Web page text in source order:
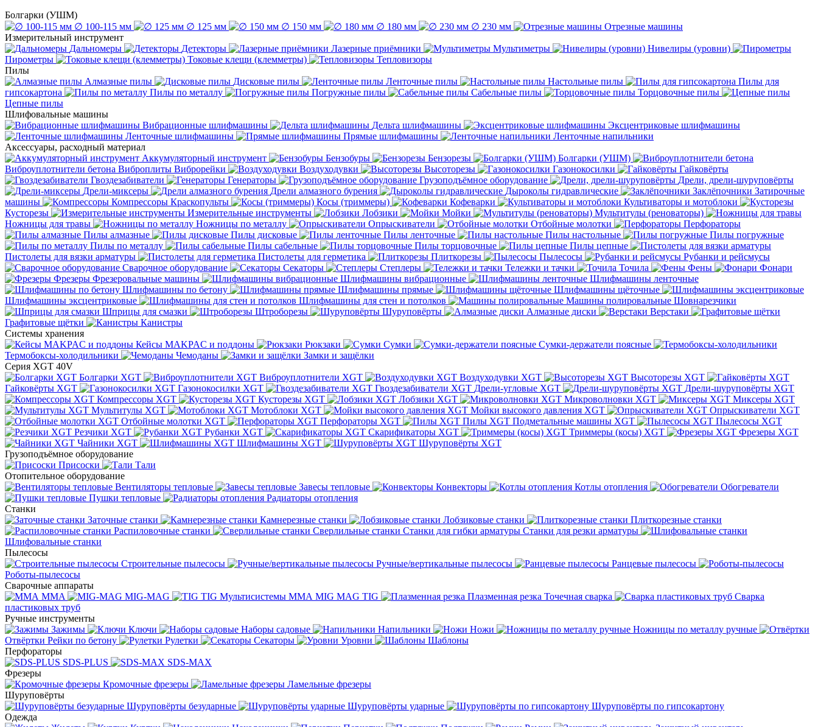
Болгарки (УШМ)
∅ 100-115 мм
∅ 125 мм ∅ 150 мм ∅ 180 мм ∅ 230 мм
Отрезные машины
Измерительный инструмент
Дальномеры
Детекторы Лазерные приёмники Мультиметры
Нивелиры (уровни)
Пирометры
Токовые клещи (клемметры)
Тепловизоры
Пилы
Алмазные пилы
Дисковые пилы Ленточные пилы Настольные пилы
Пилы для
гипсокартона
Пилы по металлу Погружные пилы Сабельные пилы
Торцовочные пилы
Цепные пилы
Шлифовальные машины
Вибрационные шлифмашины
Дельта шлифмашины
Эксцентриковые шлифмашины
Ленточные шлифмашины
Прямые шлифмашины
Ленточные напильники
Аксессуары, расходный материал
Аккумуляторный инструмент
Бензобуры Бензорезы
Болгарки (УШМ)
Виброуплотнители бетона Виброплиты Виброрейки Воздуходувки Высоторезы Газонокосилки
Гайковёрты
Гвоздезабиватели
Генераторы Грузоподъёмное оборудование
Дрели, дрели-шуруповёрты
Дрели-миксеры
Дрели алмазного бурения Дыроколы гидравлические Заклёпочники Затирочные
машины
Компрессоры Краскопульты Косы (триммеры) Кофеварки
Культиваторы и мотоблоки
Кусторезы
Измерительные инструменты Лобзики Мойки
Мультитулы (реноваторы)
Ножницы для травы
Ножницы по металлу Опрыскиватели Отбойные молотки
Перфораторы
Пилы алмазные
Пилы дисковые Пилы ленточные Пилы настольные
Пилы погружные
Пилы по металлу
Пилы сабельные Пилы торцовочные
Пилы цепные
Пистолеты для вязки арматуры
Пистолеты для герметика Плиткорезы Пылесосы
Рубанки и рейсмусы
Сварочное оборудование
Секаторы Степлеры Тележки и тачки Точила Фены
Фонари
Фрезеры Фрезеровальные машины Шлифмашины вибрационные
Шлифмашины ленточные
Шлифмашины по бетону
Шлифмашины прямые
Шлифмашины щёточные
Шлифмашины эксцентриковые
Шлифмашины для стен и потолков Машины полировальные Шовнарезчики
Шприцы для смазки
Штроборезы Шуруповёрты Алмазные диски
Верстаки
Графитовые щётки
Канистры
Системы хранения
Кейсы MAKPAC и поддоны
Рюкзаки Сумки
Сумки-держатели поясные
Термобоксы-холодильники
Чемоданы
Замки и защёлки
Серия XGT 40V
Болгарки XGT
Виброуплотнители XGT Воздуходувки XGT
Высоторезы XGT
Гайковёрты XGT
Газонокосилки XGT Гвоздезабиватели XGT Дрели-угловые XGT
Дрели-шуруповёрты XGT
Компрессоры XGT
Кусторезы XGT Лобзики XGT Микроволновки XGT
Миксеры XGT
Мультитулы XGT
Мотоблоки XGT Мойки высокого давления XGT
Опрыскиватели XGT
Отбойные молотки XGT
Перфораторы XGT Пилы XGT Подметальные машины XGT
Пылесосы XGT
Резчики XGT
Рубанки XGT Скарификаторы XGT Триммеры (косы) XGT
Фрезеры XGT
Чайники XGT
Шлифмашины XGT
Шуруповёрты XGT
Грузоподъёмное оборудование
Присоски
Тали
Отопительное оборудование
Вентиляторы тепловые
Завесы тепловые Конвекторы Котлы отопления
Обогреватели
Пушки тепловые
Радиаторы отопления
Станки
Заточные станки
Камнерезные станки Лобзиковые станки
Плиткорезные станки
Распиловочные станки
Сверлильные станки Станки для гибки арматуры Станки для резки арматуры
Шлифовальные станки
Пылесосы
Строительные пылесосы
Ручные/вертикальные пылесосы
Ранцевые пылесосы
Роботы-пылесосы
Сварочные аппараты
MMA
MIG-MAG TIG Мультисистемы ММА MIG MAG TIG Плазменная резка Точечная сварка
Cварка
пластиковых труб
Ручные инструменты
Зажимы
Ключи Наборы садовые Напильники Ножи
Ножницы по металлу ручные
Отвёртки Рейки по бетону Рулетки Секаторы Уровни
Шаблоны
Перфораторы
SDS-PLUS
SDS-MAX
Фрезеры
Кромочные фрезеры
Ламельные фрезеры
Шуруповёрты
Шуруповёрты безударные
Шуруповёрты ударные
Шуруповёрты по гипсокартону
Одежда